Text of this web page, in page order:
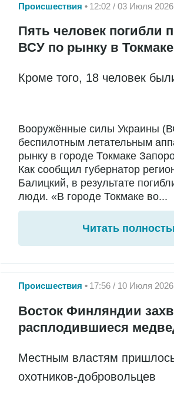
Происшествия 12:02 / 03 Июля 2026
Пять человек погибли
ВСУ по рынку в Токмаке
Кроме того, 18 человек
Вооружённые силы Украины
беспилотным летательным
рынку в городе Токмаке
Как сообщил губернатор
Балицкий, в результате
люди. «В городе Токмаке во...
Читать
Происшествия 17:56 / 10 Июля 2026
Восток Финляндии
расплодившиеся
Местным властям
охотников-добровольцев